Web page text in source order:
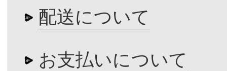
配送について
お支払いについて